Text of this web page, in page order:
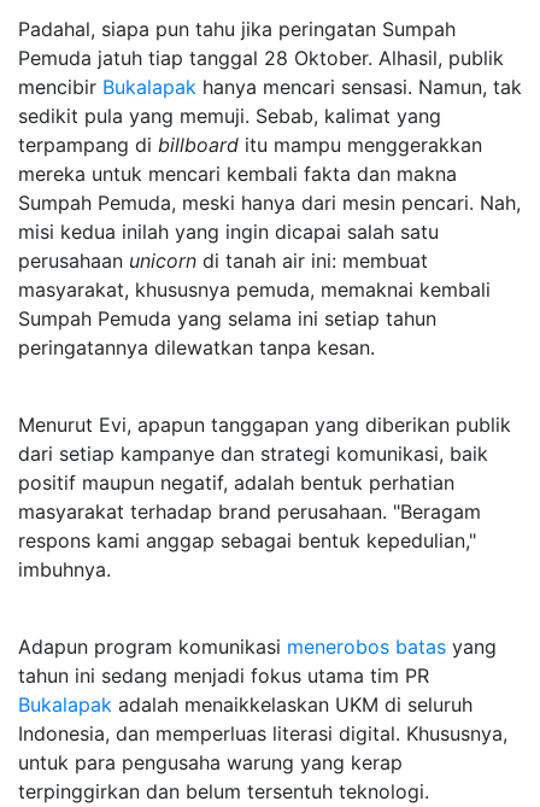
Padahal, siapa pun tahu jika peringatan Sumpah
Pemuda jatuh tiap tanggal 28 Oktober. Alhasil, publik
mencibir Bukalapak hanya mencari sensasi. Namun, tak
sedikit pula yang memuji. Sebab, kalimat yang
terpampang di billboard itu mampu menggerakkan
mereka untuk mencari kembali fakta dan makna
Sumpah Pemuda, meski hanya dari mesin pencari. Nah,
misi kedua inilah yang ingin dicapai salah satu
perusahaan unicorn di tanah air ini: membuat
masyarakat, khususnya pemuda, memaknai kembali
Sumpah Pemuda yang selama ini setiap tahun
peringatannya dilewatkan tanpa kesan.
Menurut Evi, apapun tanggapan yang diberikan publik
dari setiap kampanye dan strategi komunikasi, baik
positif maupun negatif, adalah bentuk perhatian
masyarakat terhadap brand perusahaan. "Beragam
respons kami anggap sebagai bentuk kepedulian,"
imbuhnya.
Adapun program komunikasi menerobos batas yang
tahun ini sedang menjadi fokus utama tim PR
Bukalapak adalah menaikkelaskan UKM di seluruh
Indonesia, dan memperluas literasi digital. Khususnya,
untuk para pengusaha warung yang kerap
terpinggirkan dan belum tersentuh teknologi.